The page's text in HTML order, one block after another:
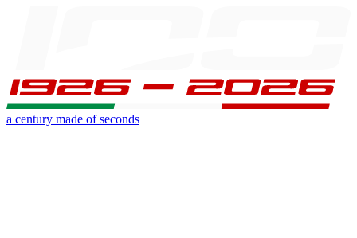
a century made of seconds